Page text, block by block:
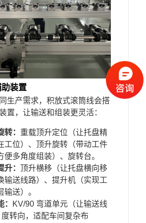
装置
生产需求，积放式滚筒线会搭
置，让输送和组装更灵活：
转： 重载顶升定位（让托盘精
工位）、顶升旋转（带动工件
便多角度组装）、旋转台。
升：
顶升横移（让托盘横向移
输送线路）、提升机（实现工
输送）。
KV/90 弯道单元（让输送线
度转向，适配车间复杂布